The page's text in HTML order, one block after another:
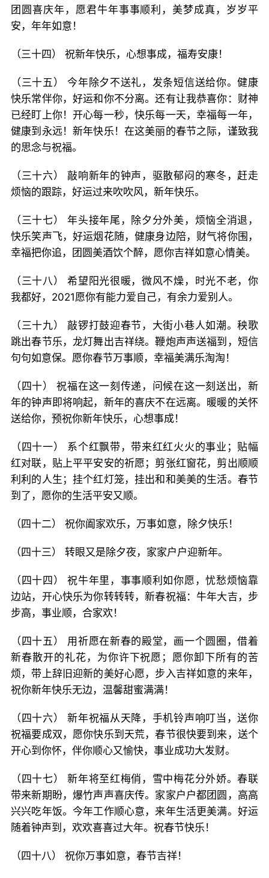
团圆喜庆年，愿君牛年事事顺利，美梦成真，岁岁平
安，年年如意！
（三十四） 祝新年快乐，心想事成，福寿安康！
（三十五） 今年除夕不送礼，发条短信送给你。健康
快乐常伴你，好运和你不分离。还有让我恭喜你：财神
已经盯上你！开心每一秒，快乐每一天，幸福每一年，
健康到永远！新年快乐！在这美丽的春节之际，谨致我
的思念与祝福。
（三十六） 敲响新年的钟声，驱散郁闷的寒冬，赶走
烦恼的跟踪，好运过来吹吹风，新年快乐。
（三十七） 年头接年尾，除夕分外美，烦恼全消退，
快乐笑声飞，好运烟花随，健康身边陪，财气将你围，
幸福把你追，团圆美酒饮个醉，愿你吉祥如意心情美。
（三十八） 希望阳光很暖，微风不燥，时光不老，你
我都好，2021愿你有能力爱自己，有余力爱别人。
（三十九） 敲锣打鼓迎春节，大街小巷人如潮。秧歌
跳出春节乐，龙灯舞出吉祥绕。鞭炮声声送福到，短信
句句如意保。愿你春节万事顺，幸福美满乐淘淘！
（四十） 祝福在这一刻传递，问候在这一刻送出，新
年的钟声即将响起，新年的喜庆不在远离。暖暖的关怀
送给你，预祝你新年快乐，心想事成！
（四十一） 系个红飘带，带来红红火火的事业；贴幅
红对联，贴上平平安安的祈愿；剪张红窗花，剪出顺顺
利利的人生；挂个红灯笼，挂出和和美美的生活。春节
到了，愿你的生活平安又顺。
（四十二） 祝你阖家欢乐，万事如意，除夕快乐！
（四十三） 转眼又是除夕夜，家家户户迎新年。
（四十四） 祝牛年里，事事顺利如你愿，忧愁烦恼靠
边站，开心快乐为你转转转，新春祝福：牛年大吉，步
步高，事业顺，合家欢！
（四十五） 用祈愿在新春的殿堂，画一个圆圈，借着
新春散开的礼花，为你许下祝愿；愿你卸下所有的苦
烦，带上辞旧迎新的美好心愿，步入吉祥如意的来年，
祝你新年快乐无边，温馨甜蜜满满！
（四十六） 新年祝福从天降，手机铃声响叮当，送你
祝福要成双，愿你快乐到天荒，春节很快要到来，送个
开心到你怀，伴你顺心又愉快，事业成功大发财。
（四十七） 新年将至红梅俏，雪中梅花分外娇。春联
带来新期盼，爆竹声声喜庆传。家家户户都团圆，高高
兴兴吃年饭。今年工作顺心意，来年生活更美满。好运
随着钟声到，欢欢喜喜过大年。祝春节快乐！
（四十八） 祝你万事如意，春节吉祥！